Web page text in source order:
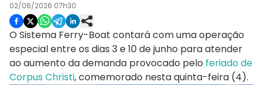
02/06/2026 07h30
O Sistema Ferry-Boat contará com uma operação
especial entre os dias 3 e 10 de junho para atender
ao aumento da demanda provocado pelo feriado de
Corpus Christi, comemorado nesta quinta-feira (4).